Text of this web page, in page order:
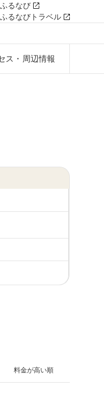
ふるなび
ふるなびトラベル
ス ・周辺情報
料金が高い順